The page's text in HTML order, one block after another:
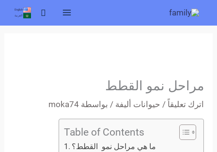
تخطي
البحث English
العربية
مراحل نمو القطط
اترك تعليقاً / حيوانات أليفة / بواسطة moka74
Table of Contents
ما هي مراحل نمو القطط؟